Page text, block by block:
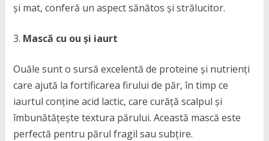
și mat, conferă un aspect sănătos și strălucitor.
Mască cu ou și iaurt
Ouăle sunt o sursă excelentă de proteine și nutrienți
care ajută la fortificarea firului de păr, în timp ce
iaurtul conține acid lactic, care curăță scalpul și
îmbunătățește textura părului. Această mască este
perfectă pentru părul fragil sau subțire.